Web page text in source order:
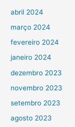
abril 2024
março 2024
fevereiro 2024
janeiro 2024
dezembro 2023
novembro 2023
setembro 2023
agosto 2023